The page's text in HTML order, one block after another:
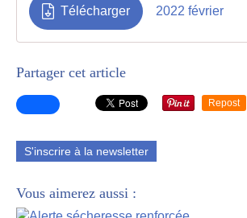
Télécharger 2022 février
Partager cet article
Repost
S'inscrire à la newsletter
Vous aimerez aussi :